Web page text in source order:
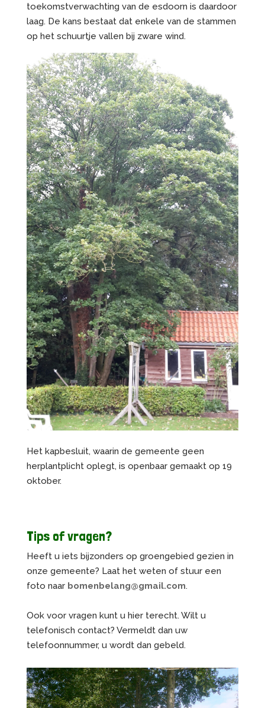
toekomstverwachting van de esdoorn is daardoor
laag. De kans bestaat dat enkele van de stammen
op het schuurtje vallen bij zware wind.
Het kapbesluit, waarin de gemeente geen
herplantplicht oplegt, is openbaar gemaakt op 19
oktober.
Tips of vragen?
Heeft u iets bijzonders op groengebied gezien in
onze gemeente? Laat het weten of stuur een
foto naar bomenbelang@gmail.com.
Ook voor vragen kunt u hier terecht. Wilt u
telefonisch contact? Vermeldt dan uw
telefoonnummer, u wordt dan gebeld.